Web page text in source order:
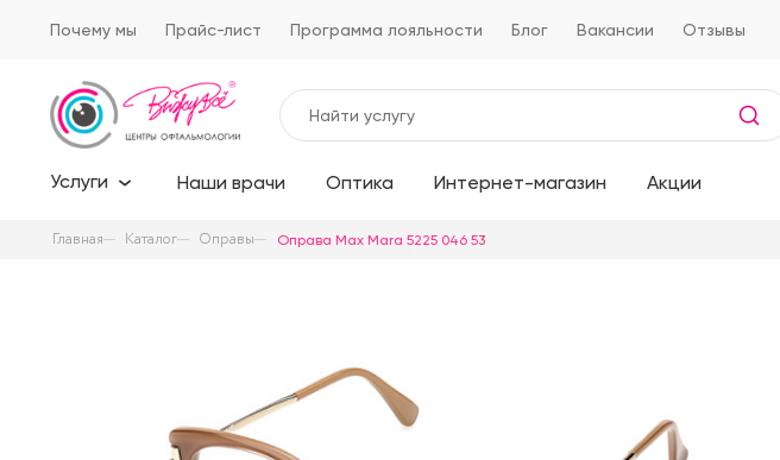
Почему мы Прайс-лист Программа лояльности Блог Вакансии Отзывы
Услуги Наши врачи Оптика Интернет-магазин Акции
Главная Каталог Оправы Оправа Max Mara 5225 046 53